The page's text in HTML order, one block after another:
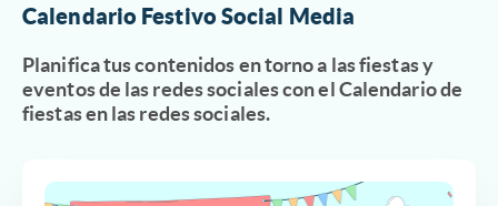
Calendario Festivo Social Media
Planifica tus contenidos en torno a las fiestas y
eventos de las redes sociales con el Calendario de
fiestas en las redes sociales.